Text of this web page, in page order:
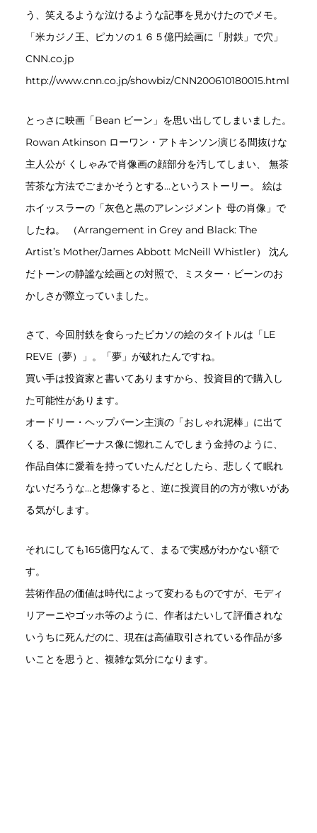
う、笑えるような泣けるような記事を見かけたのでメモ。
「米カジノ王、ピカソの１６５億円絵画に「肘鉄」で穴」
CNN.co.jp
http://www.cnn.co.jp/showbiz/CNN200610180015.html
とっさに映画「Bean ビーン」を思い出してしまいました。
Rowan Atkinson ローワン・アトキンソン演じる間抜けな
主人公が くしゃみで肖像画の顔部分を汚してしまい、 無茶
苦茶な方法でごまかそうとする…というストーリー。 絵は
ホイッスラーの「灰色と黒のアレンジメント 母の肖像」で
したね。 （Arrangement in Grey and Black: The
Artist’s Mother/James Abbott McNeill Whistler） 沈ん
だトーンの静謐な絵画との対照で、ミスター・ビーンのお
かしさが際立っていました。
さて、今回肘鉄を食らったピカソの絵のタイトルは「LE
REVE（夢）」。「夢」が破れたんですね。
買い手は投資家と書いてありますから、投資目的で購入し
た可能性があります。
オードリー・ヘップバーン主演の「おしゃれ泥棒」に出て
くる、贋作ビーナス像に惚れこんでしまう金持のように、
作品自体に愛着を持っていたんだとしたら、悲しくて眠れ
ないだろうな…と想像すると、逆に投資目的の方が救いがあ
る気がします。
それにしても165億円なんて、まるで実感がわかない額で
す。
芸術作品の価値は時代によって変わるものですが、モディ
リアーニやゴッホ等のように、作者はたいして評価されな
いうちに死んだのに、現在は高値取引されている作品が多
いことを思うと、複雑な気分になります。